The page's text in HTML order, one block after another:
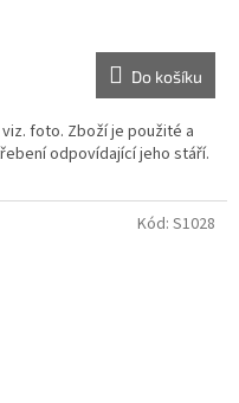
Do košíku
foto. Zboží je použité a
odpovídající jeho stáří.
Kód: S1028